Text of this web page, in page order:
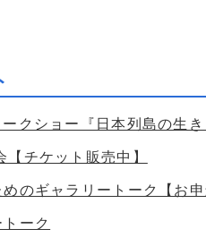
ショー『日本列島の生き
チケット販売中】
ギャラリートーク【お申
ーク